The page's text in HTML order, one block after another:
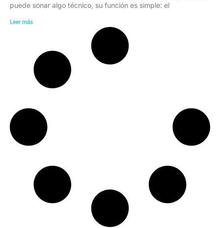
puede sonar algo técnico, su función es simple: el
Leer más